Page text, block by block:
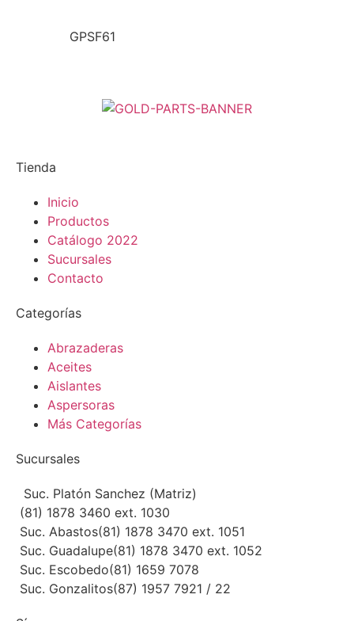
GPSF61
Tienda
Inicio
Productos
Catálogo 2022
Sucursales
Contacto
Categorías
Abrazaderas
Aceites
Aislantes
Aspersoras
Más Categorías
Sucursales
Suc. Platón Sanchez (Matriz)
(81) 1878 3460 ext. 1030
Suc. Abastos(81) 1878 3470 ext. 1051
Suc. Guadalupe(81) 1878 3470 ext. 1052
Suc. Escobedo(81) 1659 7078
Suc. Gonzalitos(87) 1957 7921 / 22